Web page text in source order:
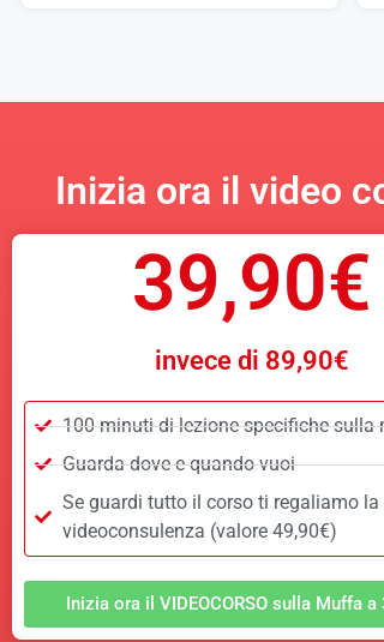
Inizia ora il video
39,90€
invece di 89,90€
100 minuti di lezione specifiche sulla
Guarda dove e quando vuoi
Se guardi tutto il corso ti regaliamo la
videoconsulenza (valore 49,90€)
Inizia ora il VIDEOCORSO sulla Muffa